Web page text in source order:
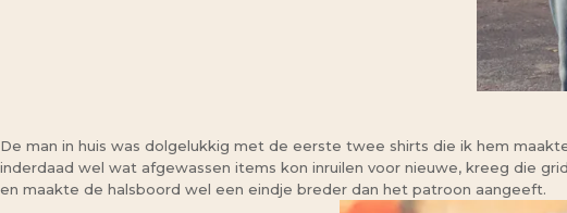
De man in huis was dolgelukkig met de eerste twee shirts die ik hem
inderdaad wel wat afgewassen items kon inruilen voor nieuwe, kreeg die
en maakte de halsboord wel een eindje breder dan het patroon aangeeft.